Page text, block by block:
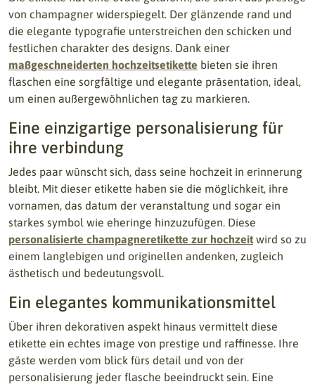
von champagner widerspiegelt. Der glänzende rand und
die elegante typografie unterstreichen den schicken und
festlichen charakter des designs. Dank einer
maßgeschneiderten hochzeitsetikette bieten sie ihren
flaschen eine sorgfältige und elegante präsentation, ideal,
um einen außergewöhnlichen tag zu markieren.
Eine einzigartige personalisierung für
ihre verbindung
Jedes paar wünscht sich, dass seine hochzeit in erinnerung
bleibt. Mit dieser etikette haben sie die möglichkeit, ihre
vornamen, das datum der veranstaltung und sogar ein
starkes symbol wie eheringe hinzuzufügen. Diese
personalisierte champagneretikette zur hochzeitwird so zu
einem langlebigen und originellen andenken, zugleich
ästhetisch und bedeutungsvoll.
Ein elegantes kommunikationsmittel
Über ihren dekorativen aspekt hinaus vermittelt diese
etikette ein echtes image von prestige und raffinesse. Ihre
gäste werden vom blick fürs detail und von der
personalisierung jeder flasche beeindruckt sein. Eine